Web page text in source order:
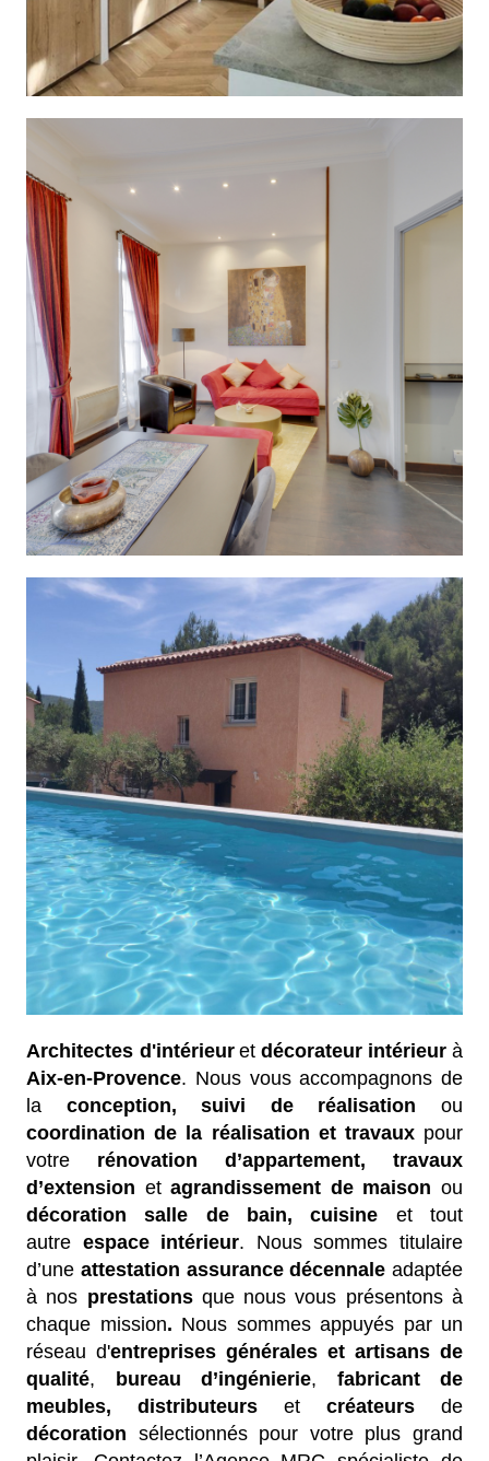
Architectes d'intérieur et décorateur intérieur à
Aix-en-Provence. Nous vous accompagnons de
la conception, suivi de réalisation ou
coordination de la réalisation et travauxpour
votre rénovation d’appartement, travaux
d’extension etagrandissement de maison ou
décoration salle de bain, cuisine et tout
autre espace intérieur. Nous sommes titulaire
d’une attestation assurance décennale adaptée
à nos prestationsque nous vous présentons à
chaque mission. Nous sommes appuyés par un
réseau d'entreprises générales et artisans de
qualité, bureau d’ingénierie, fabricant de
meubles,
distributeurs et créateurs de
décoration sélectionnés pour votre plus grand